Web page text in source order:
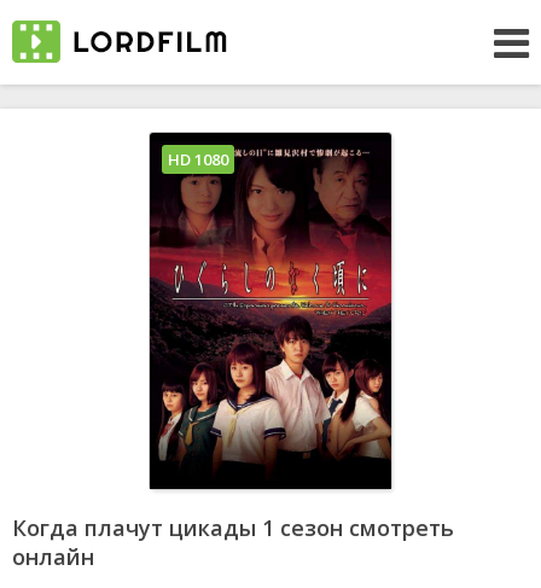
Когда плачут цикады 1 сезон смотреть
онлайн
HD 1080